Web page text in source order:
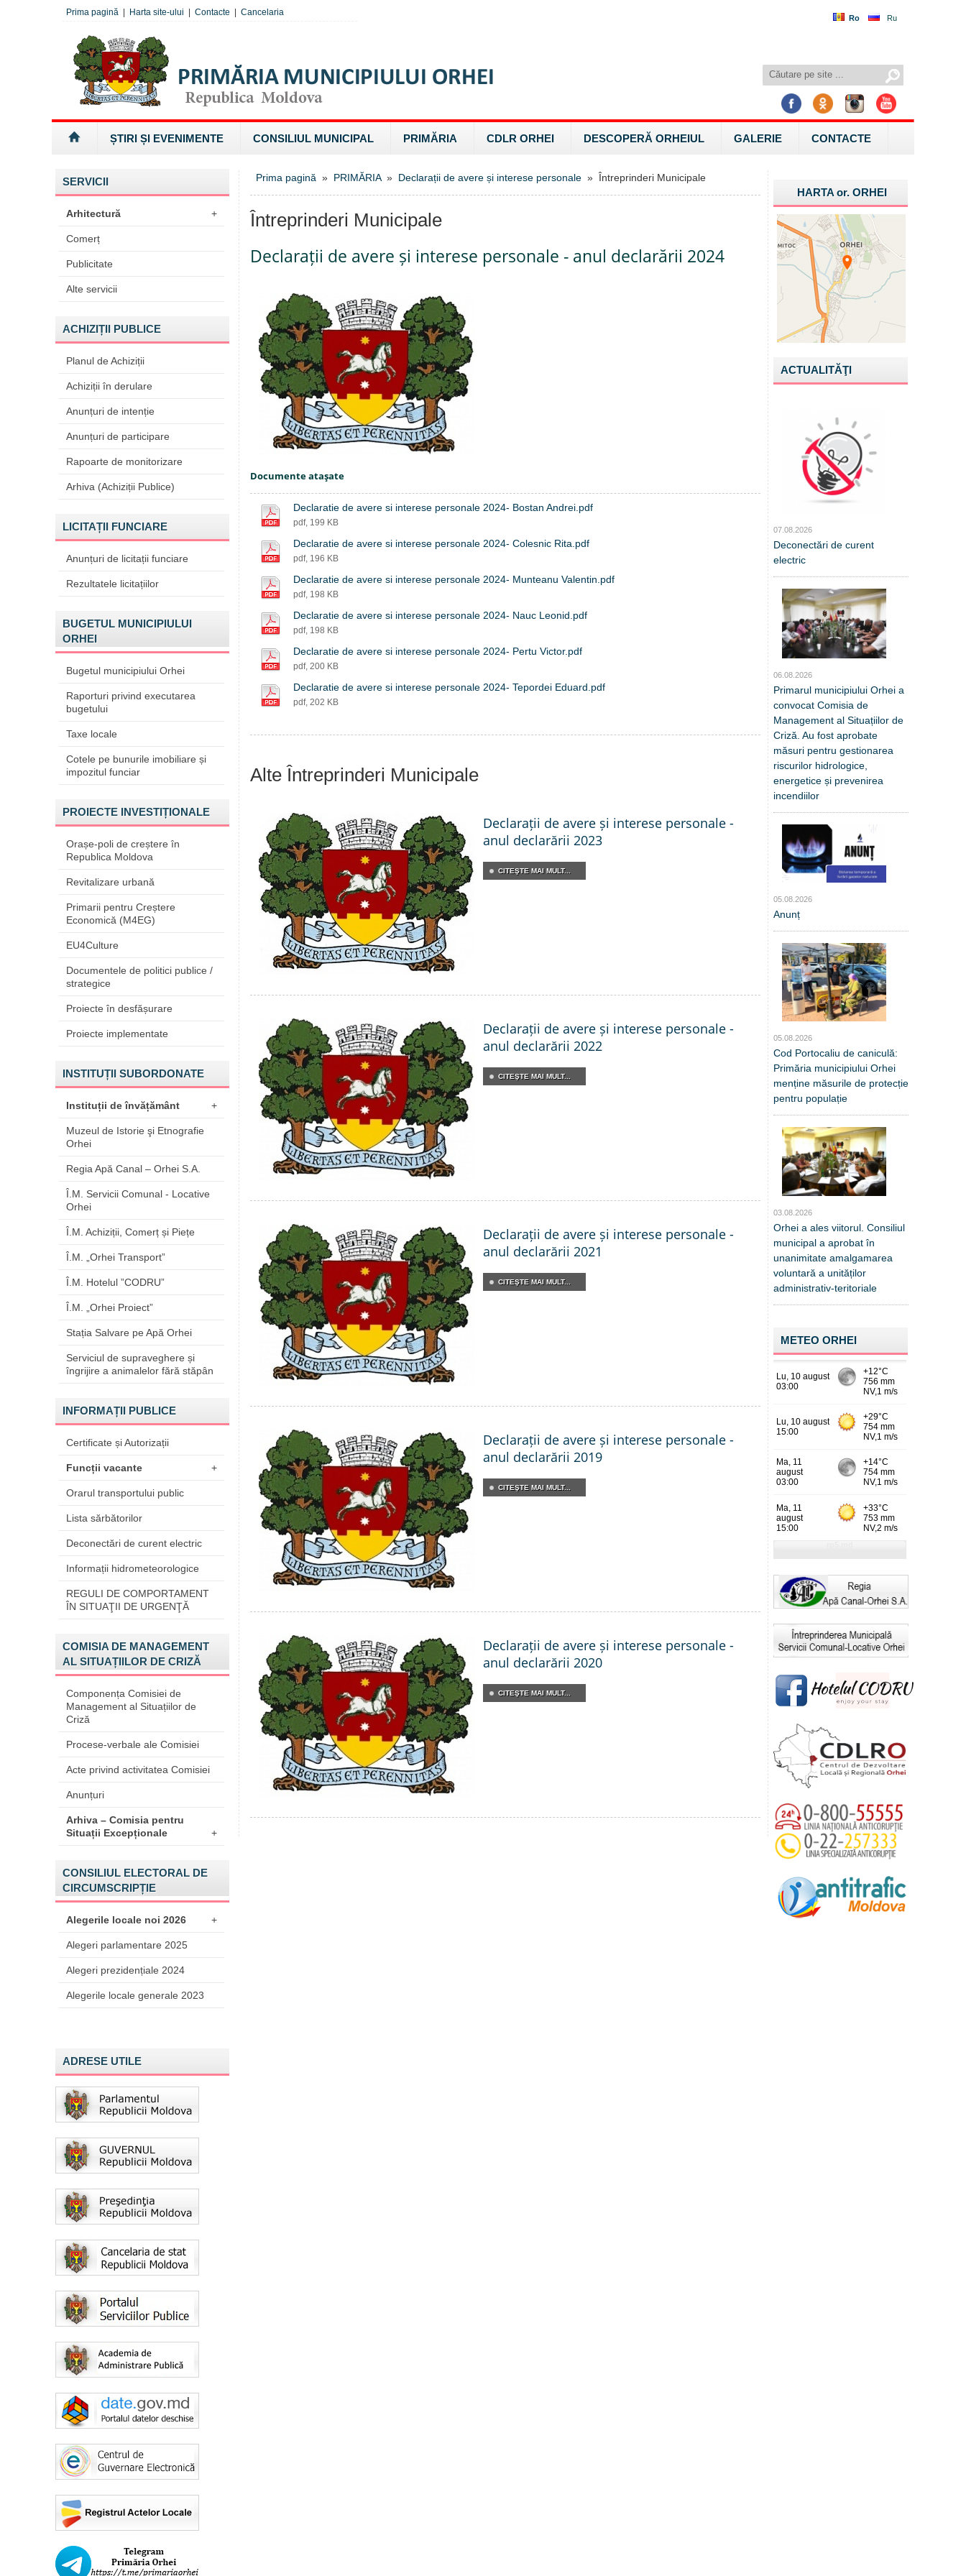
Ro Ru
Prima pagină Harta site-ului Contacte Cancelaria
ȘTIRI ȘI EVENIMENTE CONSILIUL MUNICIPAL PRIMĂRIA CDLR ORHEI DESCOPERĂ ORHEIUL GALERIE CONTACTE
SERVICII
Arhitectură +
Comerț
Publicitate
Alte servicii
ACHIZIȚII PUBLICE
Planul de Achiziții
Achiziții în derulare
Anunțuri de intenție
Anunțuri de participare
Rapoarte de monitorizare
Arhiva (Achiziții Publice)
LICITAȚII FUNCIARE
Anunțuri de licitații funciare
Rezultatele licitațiilor
BUGETUL MUNICIPIULUI
ORHEI
Bugetul municipiului Orhei
Raporturi privind executarea
bugetului
Taxe locale
Cotele pe bunurile imobiliare și
impozitul funciar
PROIECTE INVESTIȚIONALE
Orașe-poli de creștere în
Republica Moldova
Revitalizare urbană
Primarii pentru Creștere
Economică (M4EG)
EU4Culture
Documentele de politici publice /
strategice
Proiecte în desfășurare
Proiecte implementate
INSTITUȚII SUBORDONATE
Instituții de învățământ +
Muzeul de Istorie şi Etnografie
Orhei
Regia Apă Canal – Orhei S.A.
Î.M. Servicii Comunal - Locative
Orhei
Î.M. Achiziții, Comerț și Piețe
Î.M. „Orhei Transport”
Î.M. Hotelul ”CODRU”
Î.M. „Orhei Proiect”
Stația Salvare pe Apă Orhei
Serviciul de supraveghere și
îngrijire a animalelor fără stăpân
INFORMAȚII PUBLICE
Certificate și Autorizații
Funcții vacante +
Orarul transportului public
Lista sărbătorilor
Deconectări de curent electric
Informații hidrometeorologice
REGULI DE COMPORTAMENT
ÎN SITUAŢII DE URGENŢĂ
COMISIA DE MANAGEMENT
AL SITUAȚIILOR DE CRIZĂ
Componența Comisiei de
Management al Situațiilor de
Criză
Procese-verbale ale Comisiei
Acte privind activitatea Comisiei
Anunțuri
Arhiva – Comisia pentru
Situații Excepționale
+
CONSILIUL ELECTORAL DE
CIRCUMSCRIPȚIE
Alegerile locale noi 2026 +
Alegeri parlamentare 2025
Alegeri prezidențiale 2024
Alegerile locale generale 2023
ADRESE UTILE
Prima pagină » PRIMĂRIA» Declarații de avere și interese personale » Întreprinderi Municipale
Întreprinderi Municipale
Declarații de avere și interese personale - anul declarării 2024
Documente ataşate
Declaratie de avere si interese personale 2024- Bostan Andrei.pdf
pdf, 199 KB
Declaratie de avere si interese personale 2024- Colesnic Rita.pdf
pdf, 196 KB
Declaratie de avere si interese personale 2024- Munteanu Valentin.pdf
pdf, 198 KB
Declaratie de avere si interese personale 2024- Nauc Leonid.pdf
pdf, 198 KB
Declaratie de avere si interese personale 2024- Pertu Victor.pdf
pdf, 200 KB
Declaratie de avere si interese personale 2024- Tepordei Eduard.pdf
pdf, 202 KB
Alte Întreprinderi Municipale
Declarații de avere și interese personale -
anul declarării 2023
CITEŞTE MAI MULT...
Declarații de avere și interese personale -
anul declarării 2022
CITEŞTE MAI MULT...
Declarații de avere și interese personale -
anul declarării 2021
CITEŞTE MAI MULT...
Declarații de avere și interese personale -
anul declarării 2019
CITEŞTE MAI MULT...
Declarații de avere și interese personale -
anul declarării 2020
CITEŞTE MAI MULT...
HARTA or.ORHEI
ACTUALITĂŢI
07.08.2026
Deconectări de curent
electric
06.08.2026
Primarul municipiului Orhei a
convocat Comisia de
Management al Situațiilor de
Criză. Au fost aprobate
măsuri pentru gestionarea
riscurilor hidrologice,
energetice și prevenirea
incendiilor
05.08.2026
Anunț
05.08.2026
Cod Portocaliu de caniculă:
Primăria municipiului Orhei
menține măsurile de protecție
pentru populație
03.08.2026
Orhei a ales viitorul. Consiliul
municipal a aprobat în
unanimitate amalgamarea
voluntară a unităților
administrativ-teritoriale
METEO ORHEI